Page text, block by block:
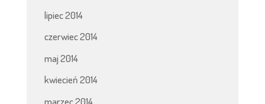
lipiec 2014
czerwiec 2014
maj 2014
kwiecień 2014
marzec 2014